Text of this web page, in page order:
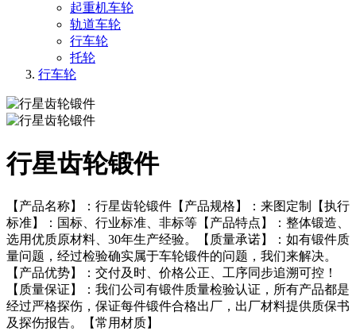
起重机车轮
轨道车轮
行车轮
托轮
行车轮
行星齿轮锻件
【产品名称】：行星齿轮锻件【产品规格】：来图定制【执行
标准】：国标、行业标准、非标等【产品特点】：整体锻造、
选用优质原材料、30年生产经验。【质量承诺】：如有锻件质
量问题，经过检验确实属于车轮锻件的问题，我们来解决。
【产品优势】：交付及时、价格公正、工序同步追溯可控！
【质量保证】：我们公司有锻件质量检验认证，所有产品都是
经过严格探伤，保证每件锻件合格出厂，出厂材料提供质保书
及探伤报告。【常用材质】